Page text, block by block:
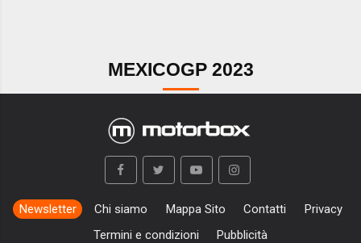
MEXICOGP 2023
Newsletter Chi siamo Mappa Sito Contatti
Privacy
Termini e condizioni
Pubblicità